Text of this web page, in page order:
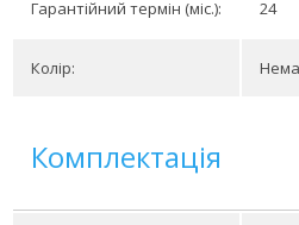
Гарантійний термін (міс.): 24
Колір:
Комплектація